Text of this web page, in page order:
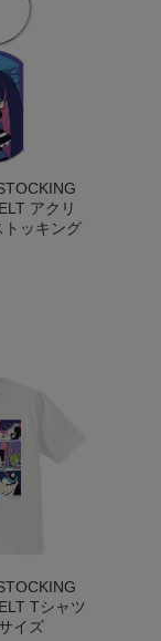
アクリ
トッキング
Tシャツ
イズ